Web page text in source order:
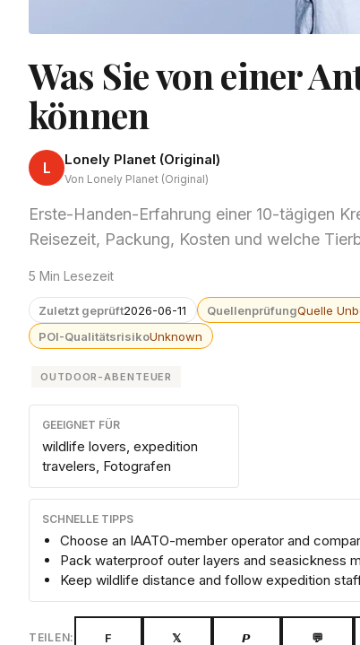
Was Sie von einer
können
L Lonely Planet (Original)
Von Lonely Planet (Original)
Erste-Handen-Erfahrung einer 10-tägigen
Reisezeit, Packung, Kosten und welche
5 Min Lesezeit
Zuletzt geprüft2026-06-11 QuellenprüfungQuelle
POI-QualitätsrisikoUnknown
OUTDOOR-ABENTEUER
GEEIGNET FÜR
wildlife lovers, expedition
travelers, Fotografen
SCHNELLE TIPPS
Choose an IAATO-member operator and
Pack waterproof outer layers and seasickness
Keep wildlife distance and follow expedition
TEILEN: F 𝕏 𝙋 💬